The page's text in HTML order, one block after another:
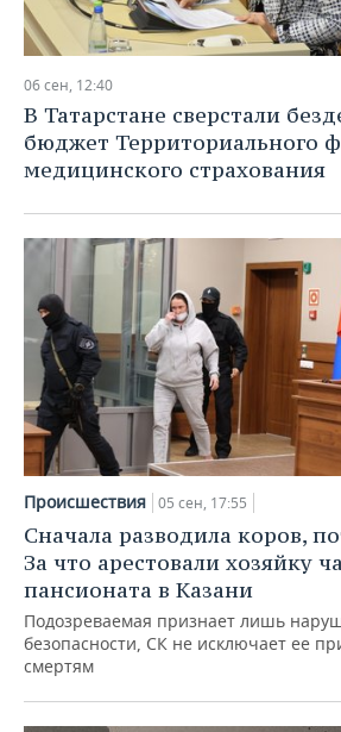
06 сен, 12:40
В Татарстане сверстали
бюджет Территориального
медицинского страхования
Происшествия 05 сен, 17:55
Сначала разводила коров,
За что арестовали хозяйку
пансионата в Казани
Подозреваемая признает лишь
безопасности, СК не исключает ее
смертям